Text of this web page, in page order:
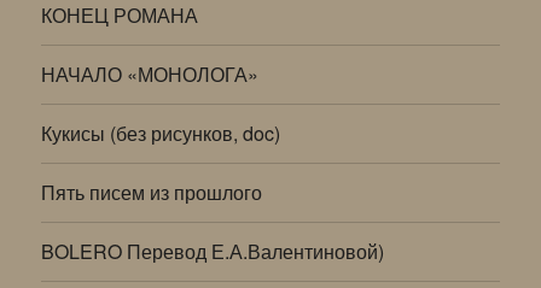
КОНЕЦ РОМАНА
НАЧАЛО «МОНОЛОГА»
Кукисы (без рисунков, doc)
Пять писем из прошлого
BOLERO Перевод Е.А.Валентиновой)